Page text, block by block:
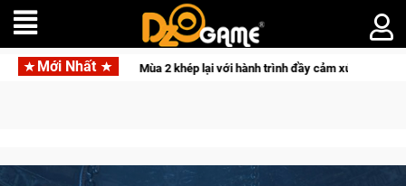
Mới Nhất
2026 Mùa 2 khép lại với hành trình đầy cảm xúc, Team Falcons lên ngôi